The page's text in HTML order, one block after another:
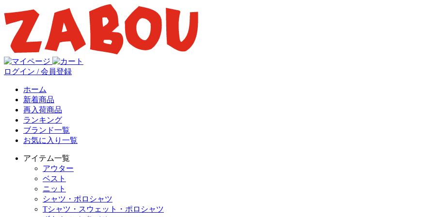
ログイン / 会員登録
ホーム
新着商品
再入荷商品
ランキング
ブランド一覧
お気に入り一覧
アイテム一覧
アウター
ベスト
ニット
シャツ・ポロシャツ
Tシャツ・スウェット・ポロシャツ